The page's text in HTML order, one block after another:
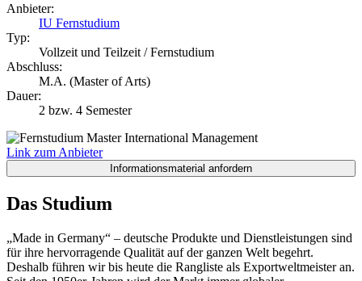
Anbieter:
IU Fernstudium
Typ:
Vollzeit und Teilzeit / Fernstudium
Abschluss:
M.A. (Master of Arts)
Dauer:
2 bzw. 4 Semester
Link zum Anbieter
Das Studium
„Made in Germany“ – deutsche Produkte und Dienstleistungen sind
für ihre hervorragende Qualität auf der ganzen Welt begehrt.
Deshalb führen wir bis heute die Rangliste als Exportweltmeister an.